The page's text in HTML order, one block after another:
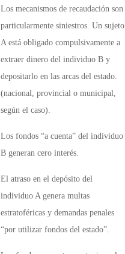
Los mecanismos de recaudación son
particularmente siniestros. Un sujeto
A está obligado compulsivamente a
extraer dinero del individuo B y
depositarlo en las arcas del estado.
(nacional, provincial o municipal,
según el caso).
Los fondos “a cuenta” del individuo
B generan cero interés.
El atraso en el depósito del
individuo A genera multas
estratoféricas y demandas penales
“por utilizar fondos del estado”.